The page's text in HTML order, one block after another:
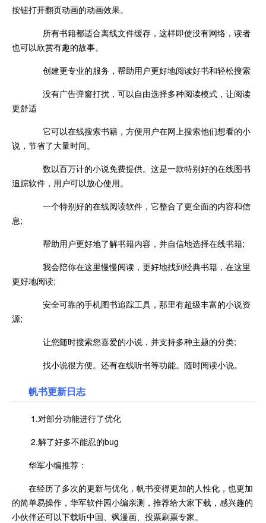
按钮打开翻页动画的动画效果。
所有书籍都适合离线文件缓存，这样即使没有网络，读者
也可以欣赏有趣的故事。
创建更专业的服务，帮助用户更好地阅读好书和轻松搜索
没有广告弹窗打扰，可以自由选择多种阅读模式，让阅读
更舒适
它可以在线搜索书籍，方便用户在网上搜索他们想看的小
说，节省了大量时间。
数以百万计的小说免费提供。这是一款特别好的在线图书
追踪软件，用户可以放心使用。
一个特别好的在线阅读软件，它整合了更全面的内容和信
息;
帮助用户更好地了解书籍内容，并自信地选择在线书籍;
我会陪你在这里慢慢阅读，更好地找到经典书籍，在这里
更好地阅读;
安全可靠的手机图书追踪工具，那里有超级丰富的小说资
源;
让您随时搜索您喜爱的小说，并支持多种主题的分类;
找小说很方便。还有在线听书等功能。随时阅读小说。
帆书更新日志
1.对部分功能进行了优化
2.解了好多不能忍的bug
华军小编推荐：
在经历了多次的更新与优化，帆书变得更加的人性化，也更加
的简单易操作，华军软件园小编亲测，推荐给大家下载，感兴趣的
小伙伴还可以下载听中国、飒漫画、投票刷票专家。